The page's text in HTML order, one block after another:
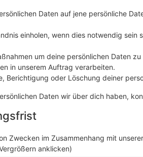
Daten auf jene persönliche
einholen, wenn dies notwendig sein
um deine persönlichen Daten
in unserem Auftrag verarbeiten.
Berichtigung oder Löschung deiner
Daten wir über dich haben,
Zwecken im Zusammenhang mit
anklicken)